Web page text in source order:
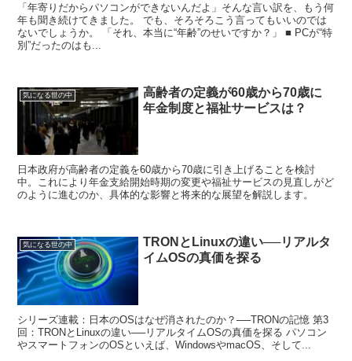
「年寄りだからパソコンができないんだよ」そんな言い訳を、もう何
年も聞き続けてきました。 でも、そろそろこう言ってもいいのでは
ないでしょうか。 「それ、本当に“年齢”のせいですか？」 ■ PCが“特
別”だったのはも...
気になる世の中
高齢者の定義が60歳から70歳に
年金制度と福祉サービスは？
日本政府が高齢者の定義を60歳から70歳に引き上げることを検討
中。これにより年金支給開始時期の変更や福祉サービスの見直しがど
のように進むのか、具体的な影響と将来的な展望を解説します。
気になる世の中
TRONとLinuxの違い──リアルタ
イムOSの真価を探る
シリーズ連載：日本のOSはなぜ消されたのか？──TRONの記憶 第3
回：TRONとLinuxの違い──リアルタイムOSの真価を探る パソコン
やスマートフォンのOSといえば、WindowsやmacOS、そして...